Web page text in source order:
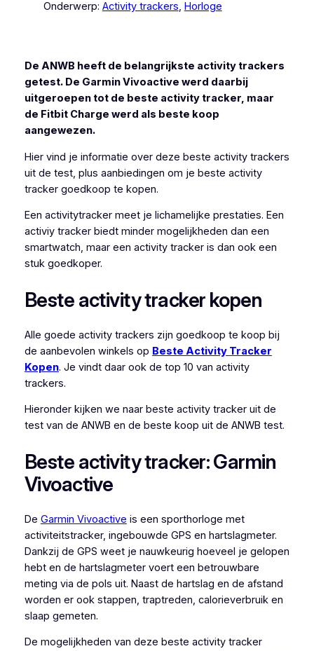
Onderwerp: Activity trackers, Horloge
De ANWB heeft de belangrijkste activity trackers
getest. De Garmin Vivoactive werd daarbij
uitgeroepen tot de beste activity tracker, maar
de Fitbit Charge werd als beste koop
aangewezen.
Hier vind je informatie over deze beste activity trackers
uit de test, plus aanbiedingen om je beste activity
tracker goedkoop te kopen.
Een activitytracker meet je lichamelijke prestaties. Een
activiy tracker biedt minder mogelijkheden dan een
smartwatch, maar een activity tracker is dan ook een
stuk goedkoper.
Beste activity tracker kopen
Alle goede activity trackers zijn goedkoop te koop bij
de aanbevolen winkels op Beste Activity Tracker
Kopen. Je vindt daar ook de top 10 van activity
trackers.
Hieronder kijken we naar beste activity tracker uit de
test van de ANWB en de beste koop uit de ANWB test.
Beste activity tracker: Garmin
Vivoactive
De Garmin Vivoactive is een sporthorloge met
activiteitstracker, ingebouwde GPS en hartslagmeter.
Dankzij de GPS weet je nauwkeurig hoeveel je gelopen
hebt en de hartslagmeter voert een betrouwbare
meting via de pols uit. Naast de hartslag en de afstand
worden er ook stappen, traptreden, calorieverbruik en
slaap gemeten.
De mogelijkheden van deze beste activity tracker